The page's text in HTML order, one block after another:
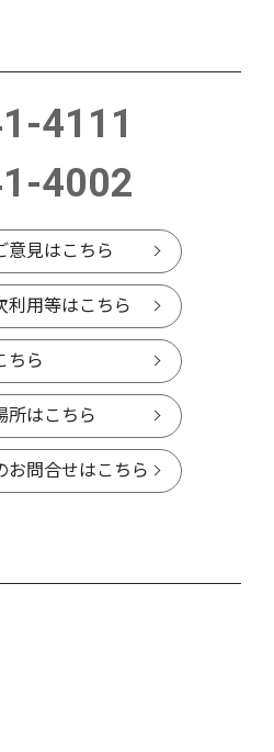
4111
4002
意見はこちら
利用等はこちら
ちら
所はこちら
お問合せはこちら